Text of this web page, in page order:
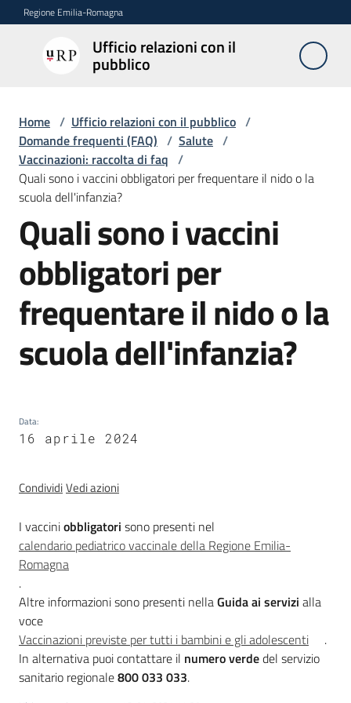
Vai al contenuto
Vai alla navigazione
Vai al footer
Regione Emilia-Romagna
Ufficio relazioni con il
pubblico
Ufficio
relazioni
pubblico
Novità
Servizi
dell'Urp
Accesso
e
trasparenza
Domande
frequenti
Menu selezionato
e
r
s
o
n
e
e
o
r
Home / Ufficio relazioni con il pubblico /
Domande frequenti (FAQ) / Salute /
Vaccinazioni: raccolta di faq /
Quali sono i vaccini obbligatori per frequentare il nido o la
scuola dell'infanzia?
Salta al contenuto
Quali sono i vaccini
obbligatori per
frequentare il nido o la
scuola dell'infanzia?
Data:
16 aprile 2024
CondividiVedi azioni
I vacciniobbligatori sono presenti nel
calendario pediatrico vaccinale della Regione Emilia-
Romagna
.
Altre informazioni sono presenti nellaGuida ai servizi alla
voce
Vaccinazioni previste per tutti i bambini e gli adolescenti
.
In alternativa puoi contattare il numero verdedel servizio
sanitario regionale800 033 033.